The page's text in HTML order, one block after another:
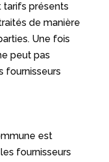
tarifs présents
de manière
Une fois
peut pas
fournisseurs
est
fournisseurs